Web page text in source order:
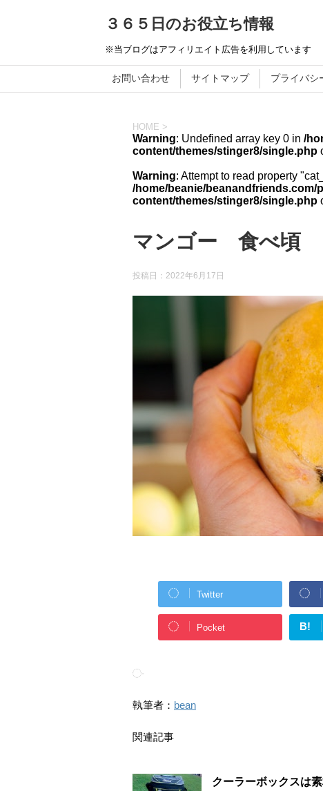
３６５日のお役立ち情報
※当ブログはアフィリエイト広告を利用しています
お問い合わせ サイトマップ プライバシ
HOME >
Warning: Undefined array key 0 in /
content/themes/stinger8/single.php
Warning: Attempt to read property
/home/beanie/beanandfriends.com/
content/themes/stinger8/single.php
マンゴー 食べ頃
投稿日： 2022年6月17日
Twitter
Pocket B!
-
執筆者： bean
関連記事
クーラーボックスは